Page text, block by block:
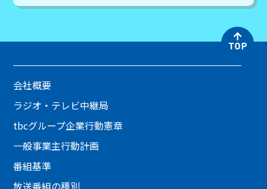
会社概要
ラジオ・テレビ中継局
tbcグループ企業行動憲章
一般事業主行動計画
番組基準
放送番組の種別